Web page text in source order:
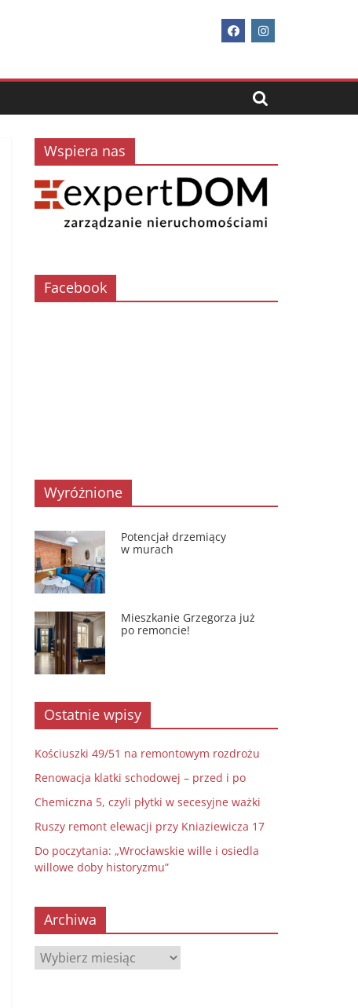
Wspiera nas
Facebook
Wyróżnione
Potencjał drzemiący
w murach
Mieszkanie Grzegorza już
po remoncie!
Ostatnie wpisy
Kościuszki 49/51 na remontowym rozdrożu
Renowacja klatki schodowej – przed i po
Chemiczna 5, czyli płytki w secesyjne ważki
Ruszy remont elewacji przy Kniaziewicza 17
Do poczytania: „Wrocławskie wille i osiedla
willowe doby historyzmu”
Archiwa
Archiwa